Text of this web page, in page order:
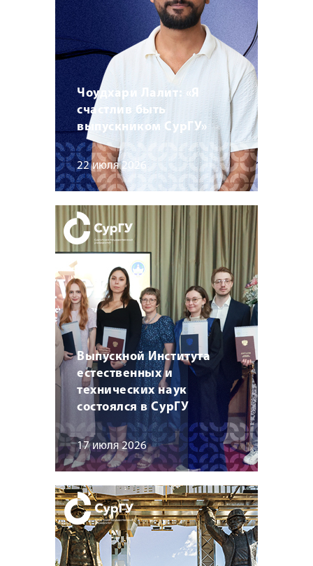
Чоудхари Лалит: «Я
счастлив быть
выпускником СурГУ»
22 июля 2026
Выпускной Института
естественных и
технических наук
состоялся в СурГУ
17 июля 2026